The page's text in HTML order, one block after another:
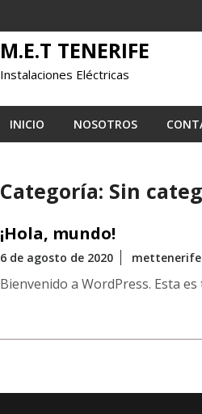
M.E.T TENERIFE
Instalaciones Eléctricas
INICIO NOSOTROS
Categoría: Sin
¡Hola, mundo!
6 de agosto de 2020 mettenerife
Bienvenido a WordPress. Esta